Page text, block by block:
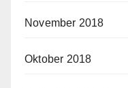
November 2018
Oktober 2018